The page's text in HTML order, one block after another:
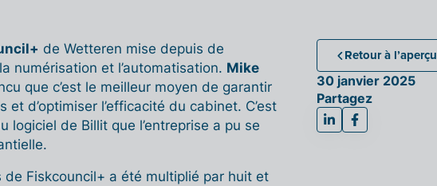
de Wetteren mise depuis de
numérisation et l’automatisation. Mike
que c’est le meilleur moyen de garantir
d’optimiser l’efficacité du cabinet. C’est
logiciel de Billit que l’entreprise a pu se
de Fiskcouncil+ a été multiplié par huit et
Retour à l’aperçu
30 janvier 2025
Partagez